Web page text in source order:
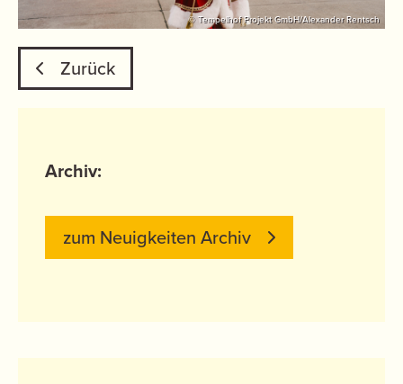
© Tempelhof Projekt GmbH/Alexander Rentsch
Zurück
Archiv:
zum Neuigkeiten Archiv